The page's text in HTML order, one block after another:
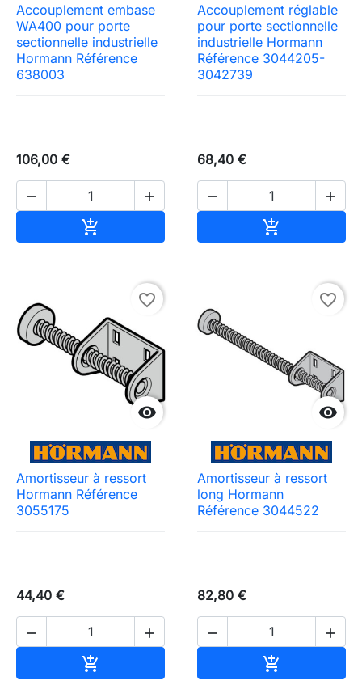
Accouplement embase
WA400 pour porte
sectionnelle industrielle
Hormann Référence
638003
106,00 €
 

Accouplement réglable
pour porte sectionnelle
industrielle Hormann
Référence 3044205-
3042739
68,40 €
 


favorite_border
Amortisseur à ressort
Hormann Référence
3055175
44,40 €
 


favorite_border
Amortisseur à ressort
long Hormann
Référence 3044522
82,80 €
 
